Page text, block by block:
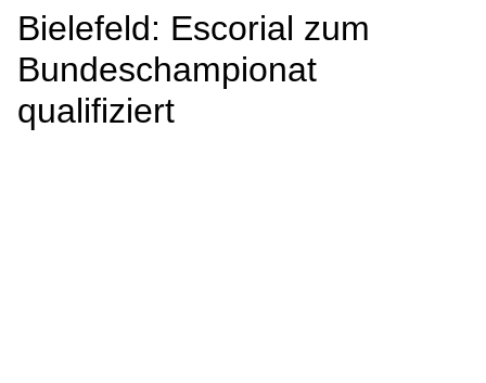
Bielefeld: Escorial zum
Bundeschampionat
qualifiziert